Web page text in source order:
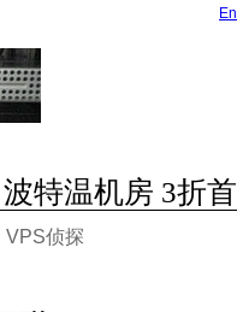
特温机房 3折
VPS侦探